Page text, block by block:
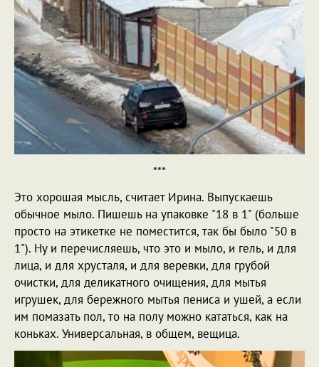
***
Это хорошая мысль, считает Ирина. Выпускаешь
обычное мыло. Пишешь на упаковке "18 в 1" (больше
просто на этикетке не поместится, так бы было "50 в
1"). Ну и перечисляешь, что это и мыло, и гель, и для
лица, и для хрусталя, и для веревки, для грубой
очистки, для деликатного очищения, для мытья
игрушек, для бережного мытья пениса и ушей, а если
им помазать пол, то на полу можно кататься, как на
коньках. Универсальная, в общем, вещица.